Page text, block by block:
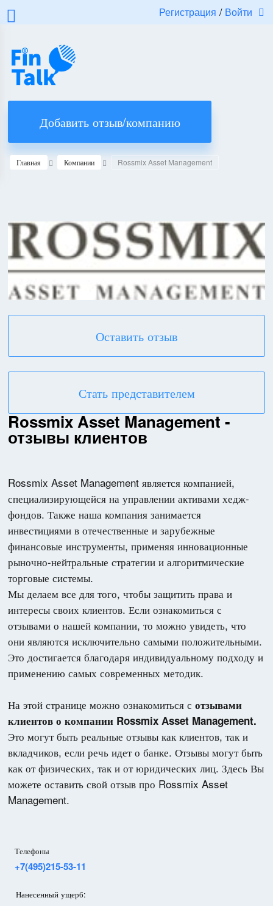
Регистрация / Войти
Добавить отзыв/компанию
Главная Компании Rossmix Asset Management
Оставить отзыв
Стать представителем
Rossmix Asset Management -
отзывы клиентов
Rossmix Asset Management является компанией,
специализирующейся на управлении активами хедж-
фондов. Также наша компания занимается
инвестициями в отечественные и зарубежные
финансовые инструменты, применяя инновационные
рыночно-нейтральные стратегии и алгоритмические
торговые системы.
Мы делаем все для того, чтобы защитить права и
интересы своих клиентов. Если ознакомиться с
отзывами о нашей компании, то можно увидеть, что
они являются исключительно самыми положительными.
Это достигается благодаря индивидуальному подходу и
применению самых современных методик.
На этой странице можно ознакомиться с отзывами
клиентов о компании Rossmix Asset Management.
Это могут быть реальные отзывы как клиентов, так и
вкладчиков, если речь идет о банке. Отзывы могут быть
как от физических, так и от юридических лиц. Здесь Вы
можете оставить свой отзыв про Rossmix Asset
Management.
Телефоны
+7(495)215-53-11
Нанесенный ущерб: